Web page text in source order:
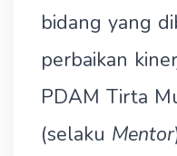
bidang yang
perbaikan
PDAM Tirta
(selaku Mentor